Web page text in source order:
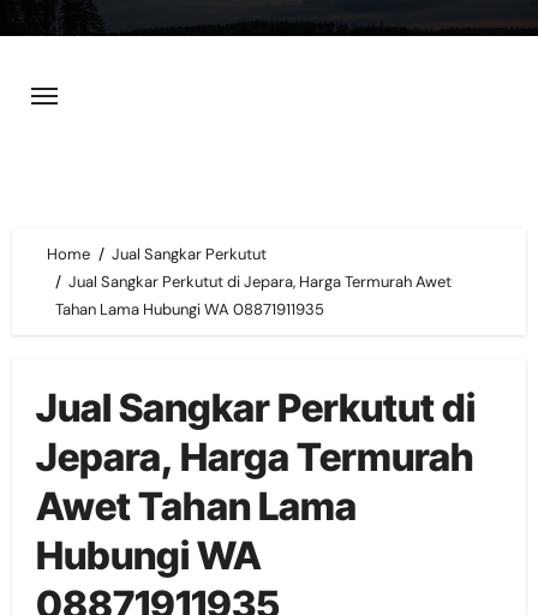
content
Home
Jual Sangkar Perkutut
Jual Sangkar Perkutut di Jepara, Harga Termurah Awet
Tahan Lama Hubungi WA 08871911935
Jual Sangkar Perkutut di
Jepara, Harga Termurah
Awet Tahan Lama
Hubungi WA
08871911935